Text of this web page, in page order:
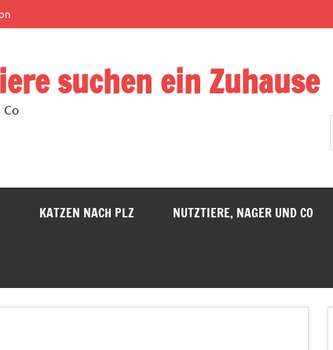
suchen ein Zuhause
KATZEN NACH PLZ NUTZTIERE, NAGER UND CO